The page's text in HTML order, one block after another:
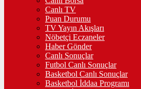
Canlı TV
Puan Durumu
TV Yayın Akışları
Nöbetçi Eczaneler
Haber Gönder
Canlı Sonuçlar
Futbol Canlı Sonuçlar
Basketbol Canlı Sonuçlar
Basketbol İddaa Programı